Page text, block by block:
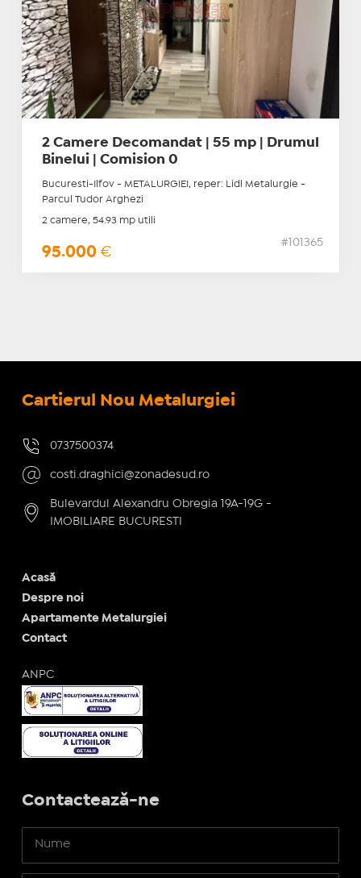
2 Camere Decomandat | 55 mp | Drumul
Binelui | Comision 0
Bucuresti-Ilfov - METALURGIEI, reper: Lidl Metalurgie -
Parcul Tudor Arghezi
2 camere, 54.93 mp utili
95.000 €
#101365
Cartierul Nou Metalurgiei
0737500374
costi.draghici@zonadesud.ro
Bulevardul Alexandru Obregia 19A-19G -
IMOBILIARE BUCURESTI
Acasă
Despre noi
Apartamente Metalurgiei
Contact
ANPC
Contactează-ne